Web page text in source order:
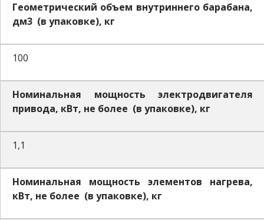
Геометрический объем внутриннего барабана,
дм3 (в упаковке), кг
100
Номинальная мощность электродвигателя
привода, кВт, не более (в упаковке), кг
1,1
Номинальная мощность элементов нагрева,
кВт, не более (в упаковке), кг